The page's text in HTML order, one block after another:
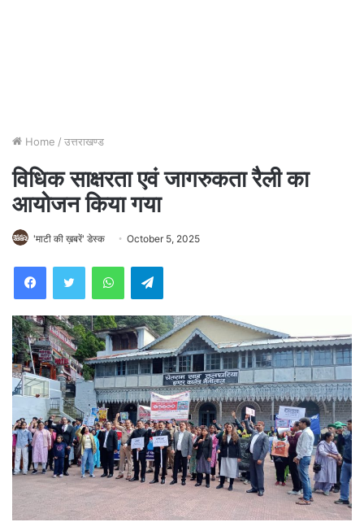
Home / उत्तराखण्ड
विधिक साक्षरता एवं जागरुकता रैली का
आयोजन किया गया
'माटी की ख़बरें' डेस्क October 5, 2025
WhatsAppTelegram